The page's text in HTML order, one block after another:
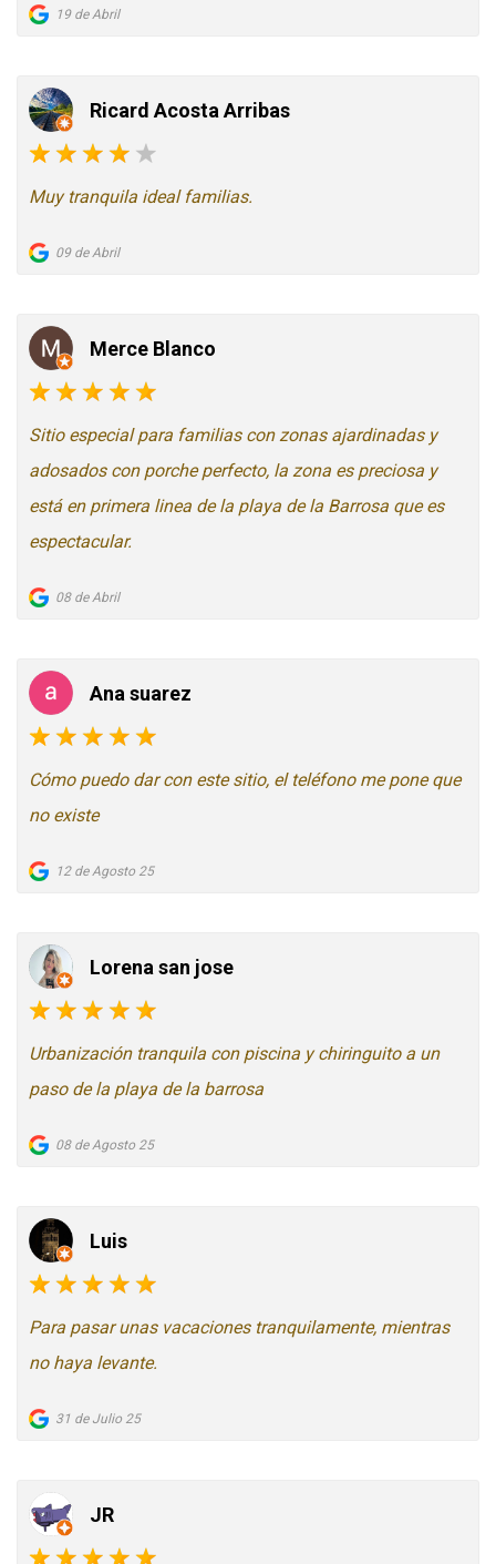
19 de Abril
Ricard Acosta Arribas
Muy tranquila ideal familias.
09 de Abril
Merce Blanco
Sitio especial para familias con zonas ajardinadas y
adosados con porche perfecto, la zona es preciosa y
está en primera linea de la playa de la Barrosa que es
espectacular.
08 de Abril
Ana suarez
Cómo puedo dar con este sitio, el teléfono me pone que
no existe
12 de Agosto 25
Lorena san jose
Urbanización tranquila con piscina y chiringuito a un
paso de la playa de la barrosa
08 de Agosto 25
Luis
Para pasar unas vacaciones tranquilamente, mientras
no haya levante.
31 de Julio 25
JR